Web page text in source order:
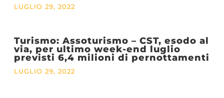
LUGLIO 29, 2022
Turismo: Assoturismo – CST, esodo al
via, per ultimo week-end luglio
previsti 6,4 milioni di pernottamenti
LUGLIO 29, 2022